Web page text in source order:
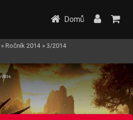
Domů
» Ročník 2014 » 3/2014